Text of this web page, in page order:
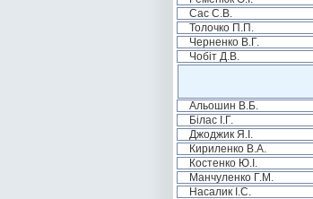
Сас С.В.
Толочко П.П.
Черненко В.Г.
Чобіт Д.В.
Альошин В.Б.
Білас І.Г.
Джоджик Я.І.
Кириленко В.А.
Костенко Ю.І.
Манчуленко Г.М.
Насалик І.С.